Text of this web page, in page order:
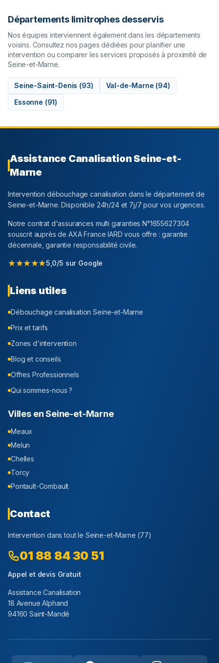
Départements limitrophes desservis
Nos équipes interviennent également dans les départements
voisins. Consultez nos pages dédiées pour planifier une
intervention ou comparer les services proposés à proximité de
Seine-et-Marne.
Seine-Saint-Denis (93) Val-de-Marne (94)
Essonne (91)
Assistance Canalisation Seine-et-
Marne
Intervention débouchage canalisation dans le département de
Seine-et-Marne. Disponible 24h/24 et 7j/7 pour vos urgences.
Notre contrat d'assurances multi garanties N°1655627304
souscrit auprès de AXA France IARD vous offre : garantie
décennale, garantie responsabilité civile.
★★★★★5,0/5 sur Google
Liens utiles
Débouchage canalisationSeine-et-Marne
Prix et tarifs
Zones d'intervention
Blog et conseils
Offres Professionnels
Qui sommes-nous ?
Villes enSeine-et-Marne
Meaux
Melun
Chelles
Torcy
Pontault-Combault
Contact
Intervention dans tout le Seine-et-Marne (77)
01 88 84 30 51
Appel et devis Gratuit
Assistance Canalisation
18 Avenue Alphand
94160 Saint-Mandé